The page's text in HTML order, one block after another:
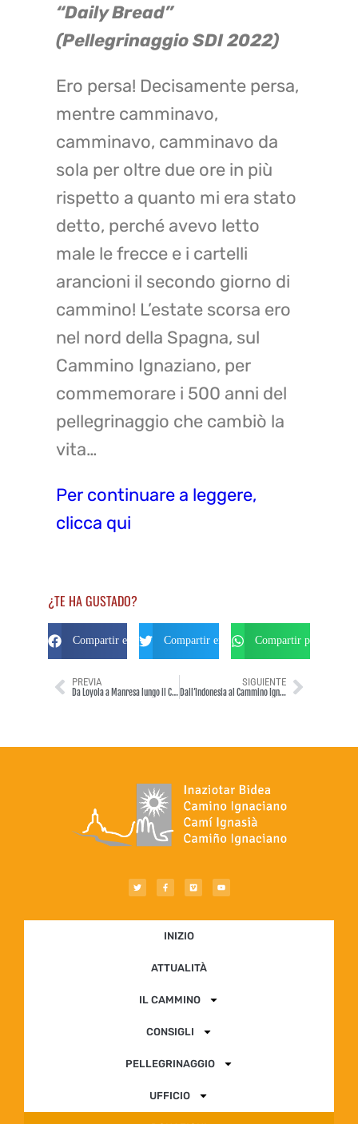
“Daily Bread”
(Pellegrinaggio SDI 2022)
Ero persa! Decisamente persa,
mentre camminavo,
camminavo, camminavo da
sola per oltre due ore in più
rispetto a quanto mi era stato
detto, perché avevo letto
male le frecce e i cartelli
arancioni il secondo giorno di
cammino! L’estate scorsa ero
nel nord della Spagna, sul
Cammino Ignaziano, per
commemorare i 500 anni del
pellegrinaggio che cambiò la
vita…
Per continuare a leggere,
clicca qui
¿TE HA GUSTADO?
Compartir en FacebookCompartir en TwitterCompartir por
PREVIA
Da Loyola a Manresa lungo il Cammino Ignaziano
SIGUIENTE
Dall’Indonesia al Cammino Ignaziano… un lungo cammino per trovare Dio in ogni cosa!
INIZIO
ATTUALITÀ
IL CAMMINO
CONSIGLI
PELLEGRINAGGIO
UFFICIO